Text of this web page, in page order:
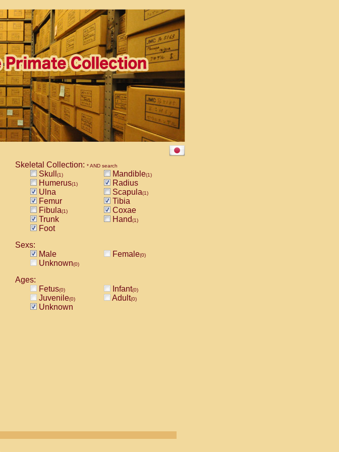
Skeletal Collection: * AND search
Skull (1) Mandible(1)
Humerus(1)
Radius
Ulna
Scapula(1)
Femur
Tibia
Fibula(1)
Coxae
Trunk
Hand(1)
Foot
Sexs:
Male
Female(0)
Unknown(0)
Ages:
Fetus(0) Infant(0)
Juvenile(0) Adult(0)
Unknown